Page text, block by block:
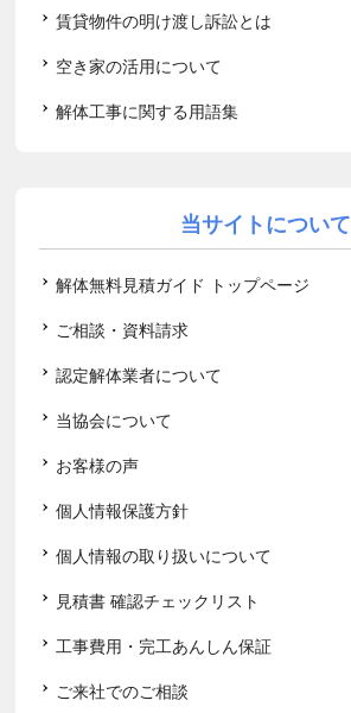
賃貸物件の明け渡し訴訟とは
空き家の活用について
解体工事に関する用語集
当サイトについて
解体無料見積ガイド トップページ
ご相談・資料請求
認定解体業者について
当協会について
お客様の声
個人情報保護方針
個人情報の取り扱いについて
見積書 確認チェックリスト
工事費用・完工あんしん保証
ご来社でのご相談